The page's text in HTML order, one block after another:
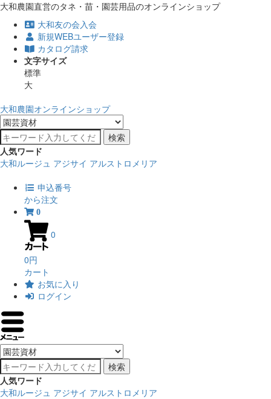
大和農園直営のタネ・苗・園芸用品のオンラインショップ
大和友の会入会
新規WEBユーザー登録
カタログ請求
文字サイズ
標準
大
大和農園オンラインショップ
検索
人気ワード
大和ルージュ アジサイ アルストロメリア
申込番号
から注文
0
0
0円
カート
お気に入り
ログイン
検索
人気ワード
大和ルージュ アジサイ アルストロメリア